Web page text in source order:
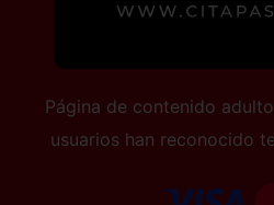
Página de contenido
usuarios han reconocido